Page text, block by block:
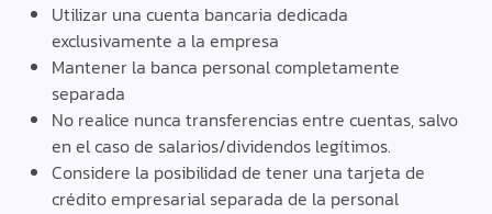
Utilizar una cuenta bancaria dedicada
exclusivamente a la empresa
Mantener la banca personal completamente
separada
No realice nunca transferencias entre cuentas, salvo
en el caso de salarios/dividendos legítimos.
Considere la posibilidad de tener una tarjeta de
crédito empresarial separada de la personal